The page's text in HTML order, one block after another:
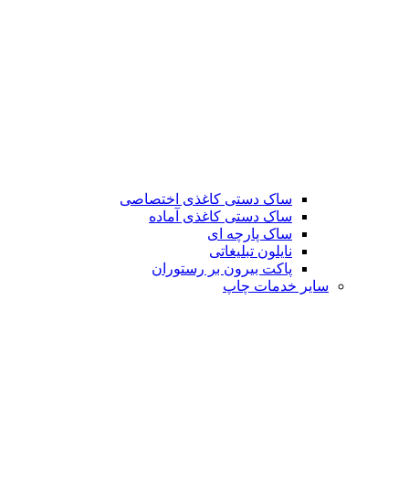
ساک دستی کاغذی اختصاصی
ساک دستی کاغذی آماده
ساک پارچه ای
نایلون تبلیغاتی
پاکت بیرون بر رستوران
سایر خدمات چاپ